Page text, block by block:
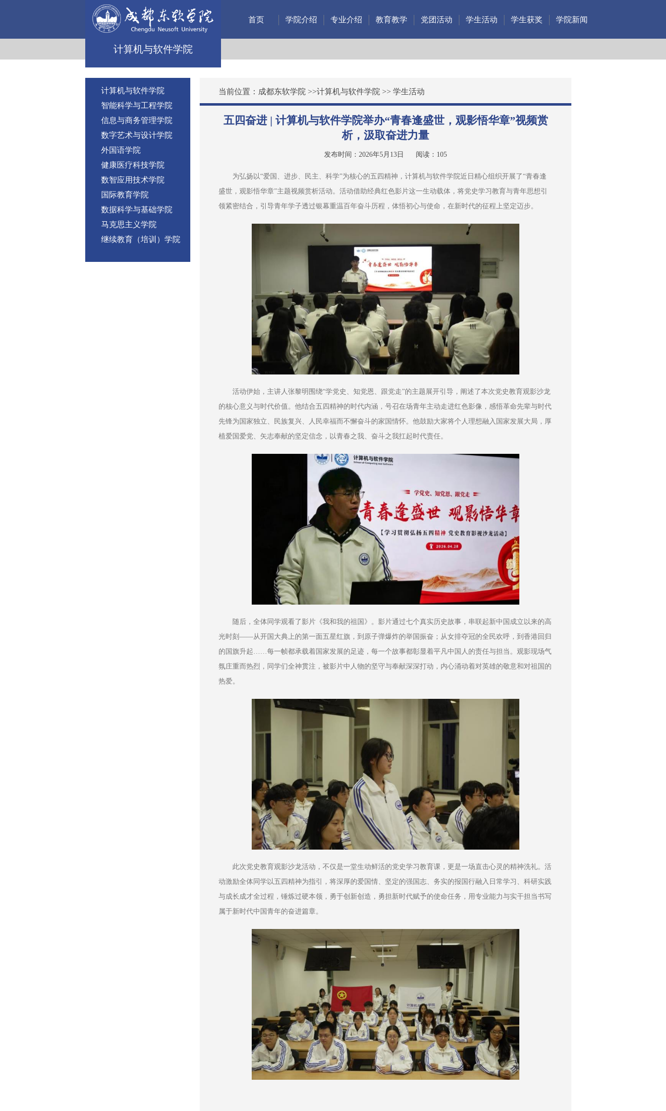
计算机与软件学院
首页 学院介绍 专业介绍 教育教学 党团活动 学生活动 学生获奖 学院新闻
计算机与软件学院
智能科学与工程学院
信息与商务管理学院
数字艺术与设计学院
外国语学院
健康医疗科技学院
数智应用技术学院
国际教育学院
数据科学与基础学院
马克思主义学院
继续教育（培训）学院
当前位置： 成都东软学院 >>计算机与软件学院 >> 学生活动
五四奋进 | 计算机与软件学院举办“青春逢盛世，观影悟华章”视频赏
析，汲取奋进力量
发布时间：2026年5月13日 阅读： 105
为弘扬以“爱国、进步、民主、科学”为核心的五四精神，计算机与软件学院近日精心组织开展了“青春逢
盛世，观影悟华章”主题视频赏析活动。活动借助经典红色影片这一生动载体，将党史学习教育与青年思想引
领紧密结合，引导青年学子透过银幕重温百年奋斗历程，体悟初心与使命，在新时代的征程上坚定迈步。
活动伊始，主讲人张黎明围绕“学党史、知党恩、跟党走”的主题展开引导，阐述了本次党史教育观影沙龙
的核心意义与时代价值。他结合五四精神的时代内涵，号召在场青年主动走进红色影像，感悟革命先辈与时代
先锋为国家独立、民族复兴、人民幸福而不懈奋斗的家国情怀。他鼓励大家将个人理想融入国家发展大局，厚
植爱国爱党、矢志奉献的坚定信念，以青春之我、奋斗之我扛起时代责任。
随后，全体同学观看了影片《我和我的祖国》。影片通过七个真实历史故事，串联起新中国成立以来的高
光时刻——从开国大典上的第一面五星红旗，到原子弹爆炸的举国振奋；从女排夺冠的全民欢呼，到香港回归
的国旗升起……每一帧都承载着国家发展的足迹，每一个故事都彰显着平凡中国人的责任与担当。观影现场气
氛庄重而热烈，同学们全神贯注，被影片中人物的坚守与奉献深深打动，内心涌动着对英雄的敬意和对祖国的
热爱。
此次党史教育观影沙龙活动，不仅是一堂生动鲜活的党史学习教育课，更是一场直击心灵的精神洗礼。活
动激励全体同学以五四精神为指引，将深厚的爱国情、坚定的强国志、务实的报国行融入日常学习、科研实践
与成长成才全过程，锤炼过硬本领，勇于创新创造，勇担新时代赋予的使命任务，用专业能力与实干担当书写
属于新时代中国青年的奋进篇章。